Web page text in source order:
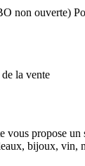
non ouverte)
la vente
vous propose un
bijoux, vin,